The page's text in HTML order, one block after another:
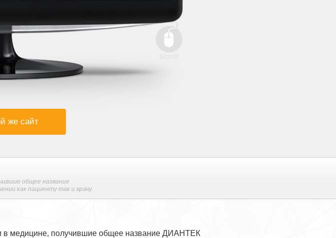
же сайт
общее название
как пациенту так и врачу.
в медицине, получившие общее название ДИАНТЕК